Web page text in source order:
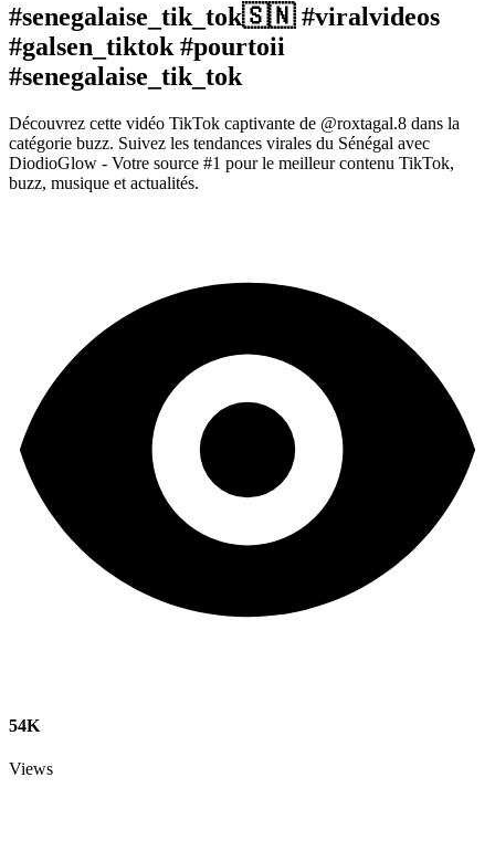
#senegalaise_tik_tok🇸🇳 #viralvideos
#galsen_tiktok #pourtoii
#senegalaise_tik_tok
Découvrez cette vidéo TikTok captivante de @roxtagal.8 dans la
catégorie buzz. Suivez les tendances virales du Sénégal avec
DiodioGlow - Votre source #1 pour le meilleur contenu TikTok,
buzz, musique et actualités.
54K
Views